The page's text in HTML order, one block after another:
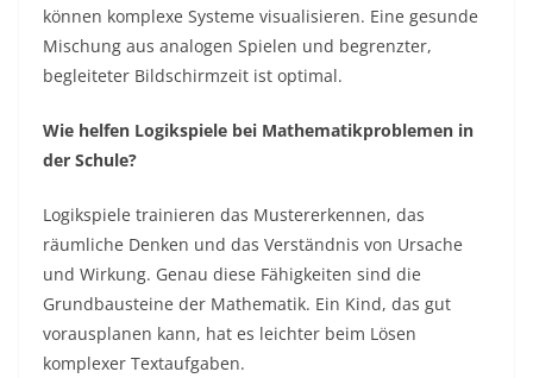
können komplexe Systeme visualisieren. Eine gesunde
Mischung aus analogen Spielen und begrenzter,
begleiteter Bildschirmzeit ist optimal.
Wie helfen Logikspiele bei Mathematikproblemen in
der Schule?
Logikspiele trainieren das Mustererkennen, das
räumliche Denken und das Verständnis von Ursache
und Wirkung. Genau diese Fähigkeiten sind die
Grundbausteine der Mathematik. Ein Kind, das gut
vorausplanen kann, hat es leichter beim Lösen
komplexer Textaufgaben.